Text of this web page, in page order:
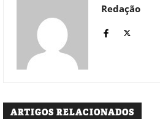
Redação
ARTIGOS RELACIONADOS